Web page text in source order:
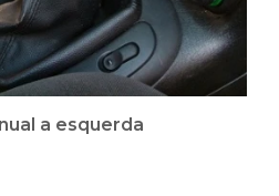
a esquerda